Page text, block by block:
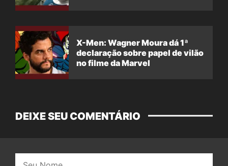
X-Men: Wagner Moura dá 1ª
declaração sobre papel de vilão
no filme da Marvel
DEIXE SEU COMENTÁRIO